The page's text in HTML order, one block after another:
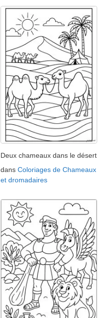
Deux chameaux dans le désert
dans Coloriages de Chameaux
et dromadaires